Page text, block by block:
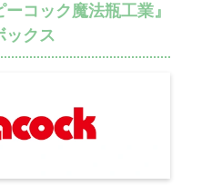
コック魔法瓶工業』
ックス